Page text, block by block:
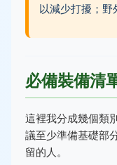
以減少打擾；野
必備裝備清
這裡我分成幾個類
議至少準備基礎部
留的人。